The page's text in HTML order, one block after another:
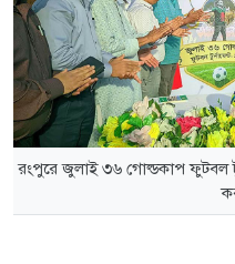
রংপুরে জুলাই ৩৬ গোল্ডকাপ ফুটবল